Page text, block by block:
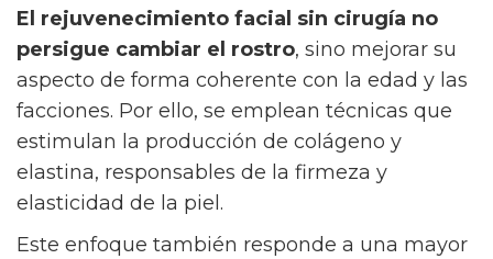
El rejuvenecimiento facial sin cirugía no
persigue cambiar el rostro, sino mejorar su
aspecto de forma coherente con la edad y las
facciones. Por ello, se emplean técnicas que
estimulan la producción de colágeno y
elastina, responsables de la firmeza y
elasticidad de la piel.
Este enfoque también responde a una mayor